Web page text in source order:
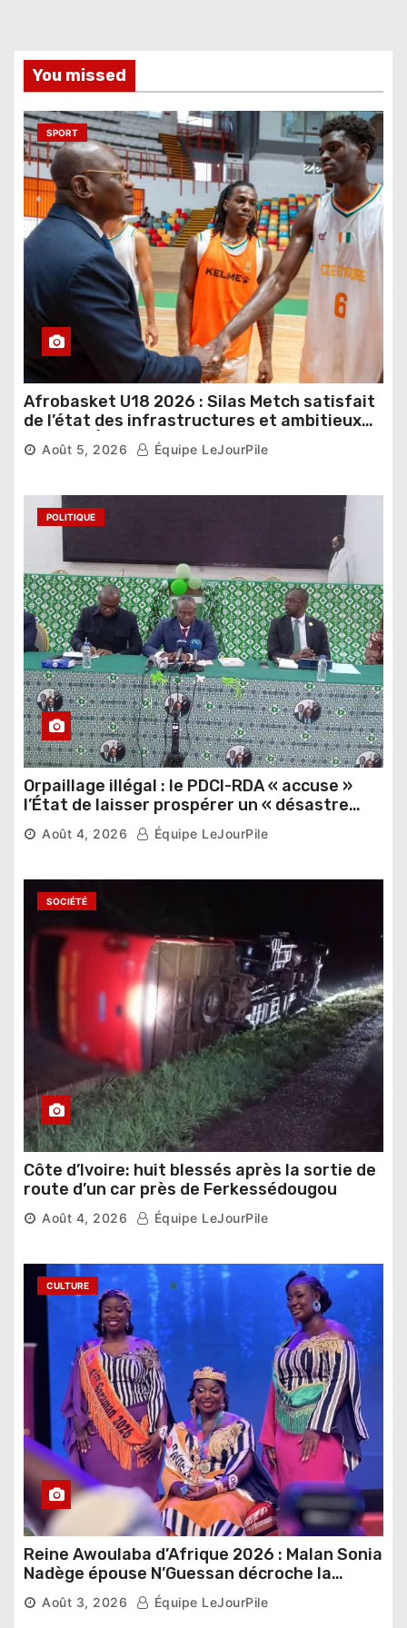
You missed
SPORT
Afrobasket U18 2026 : Silas Metch satisfait
de l’état des infrastructures et ambitieux
pour les Éléphants
Août 5, 2026 Équipe LeJourPile
POLITIQUE
Orpaillage illégal : le PDCI-RDA « accuse »
l’État de laisser prospérer un « désastre
national »
Août 4, 2026 Équipe LeJourPile
SOCIÉTÉ
Côte d’Ivoire: huit blessés après la sortie de
route d’un car près de Ferkessédougou
Août 4, 2026 Équipe LeJourPile
CULTURE
Reine Awoulaba d’Afrique 2026 : Malan Sonia
Nadège épouse N’Guessan décroche la
couronne
Août 3, 2026 Équipe LeJourPile